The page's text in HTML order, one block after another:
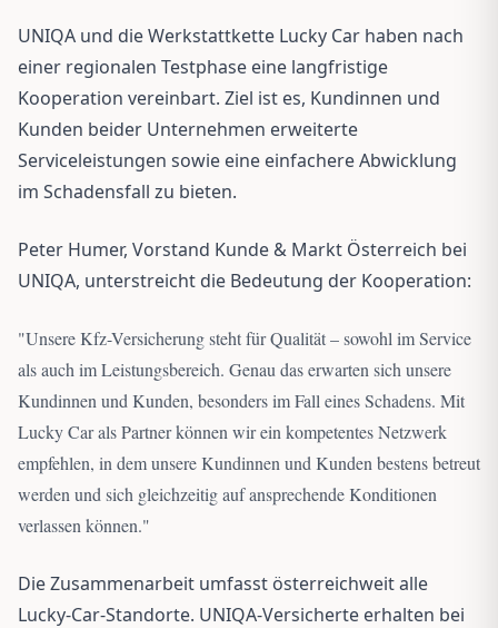
UNIQA und die Werkstattkette Lucky Car haben nach
einer regionalen Testphase eine langfristige
Kooperation vereinbart. Ziel ist es, Kundinnen und
Kunden beider Unternehmen erweiterte
Serviceleistungen sowie eine einfachere Abwicklung
im Schadensfall zu bieten.
Peter Humer, Vorstand Kunde & Markt Österreich bei
UNIQA, unterstreicht die Bedeutung der Kooperation:
"Unsere Kfz-Versicherung steht für Qualität – sowohl im Service
als auch im Leistungsbereich. Genau das erwarten sich unsere
Kundinnen und Kunden, besonders im Fall eines Schadens. Mit
Lucky Car als Partner können wir ein kompetentes Netzwerk
empfehlen, in dem unsere Kundinnen und Kunden bestens betreut
werden und sich gleichzeitig auf ansprechende Konditionen
verlassen können."
Die Zusammenarbeit umfasst österreichweit alle
Lucky-Car-Standorte. UNIQA-Versicherte erhalten bei